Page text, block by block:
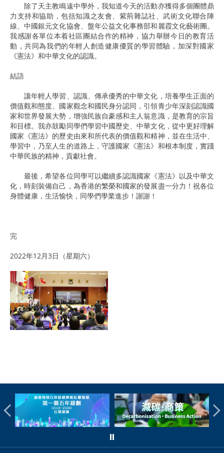
除了天主教鳴遠中學外，我知道今天的活動亦獲得多個團體鼎
力支持和協助，包括知識之友會、紫荊雜誌社、武術文化聯合陣
線、中國銀元文化協會、盤年公益文化事務部和麗霞文化藝術團。
我感謝各單位本着社區團結合作的精神，協力舉辦今日的教育活
動，共同為我們的年輕人創造健康優質的學習體驗，加深對國家
《憲法》和中華文化的認識。
結語
讓年輕人學習、認識、傳承優秀的中華文化，培養學生正面的
價值觀和態度、國家觀念和國民身分認同，引領青少年深刻認識國
家和世界發展大勢，增強民族自豪感和主人翁意識，是教育的宗旨
和目標。我亦鼓勵同學們學習中國歷史、中華文化，從中更好理解
國家《憲法》的歷史由來和所代表的價值觀和精神，並在生活中、
學習中，乃至人生的道路上，守護國家《憲法》和根本制度，實踐
中華民族的精神，貢獻社會。
最後，希望各位同學可以繼續多認識國家《憲法》以及中華文
化，時刻裝備自己，為香港的繁榮和國家的發展盡一分力！祝各位
身體健康，生活愉快，同學們學業進步！謝謝！
完
2022年12月3日（星期六）